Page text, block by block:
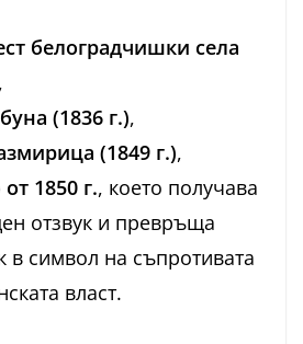
белоградчишки села
,
(1836 г.),
(1849 г.),
1850 г., което получава
отзвук и превръща
в символ на съпротивата
власт.